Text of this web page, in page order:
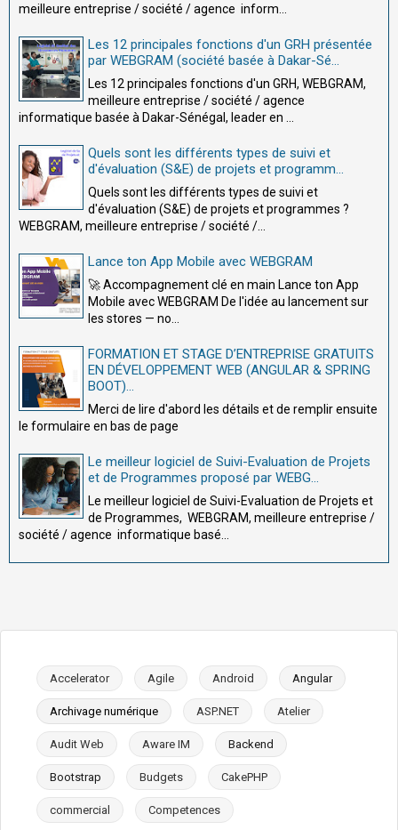
meilleure entreprise / société / agence inform...
Les 12 principales fonctions d'un GRH présentée
par WEBGRAM (société basée à Dakar-Sé...
Les 12 principales fonctions d'un GRH, WEBGRAM,
meilleure entreprise / société / agence
informatique basée à Dakar-Sénégal, leader en ...
Quels sont les différents types de suivi et
d'évaluation (S&E) de projets et programm...
Quels sont les différents types de suivi et
d'évaluation (S&E) de projets et programmes ?
WEBGRAM, meilleure entreprise / société /...
Lance ton App Mobile avec WEBGRAM
🚀 Accompagnement clé en main Lance ton App
Mobile avec WEBGRAM De l'idée au lancement sur
les stores — no...
FORMATION ET STAGE D’ENTREPRISE GRATUITS
EN DÉVELOPPEMENT WEB (ANGULAR & SPRING
BOOT)...
Merci de lire d'abord les détails et de remplir ensuite
le formulaire en bas de page
Le meilleur logiciel de Suivi-Evaluation de Projets
et de Programmes proposé par WEBG...
Le meilleur logiciel de Suivi-Evaluation de Projets et
de Programmes, WEBGRAM, meilleure entreprise /
société / agence informatique basé...
Accelerator Agile Android Angular
Archivage numérique ASP.NET Atelier
Audit Web Aware IM Backend
Bootstrap Budgets CakePHP
commercial Competences